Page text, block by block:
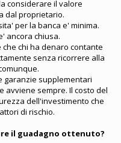
considerare il valore
dal proprietario.
per la banca e' minima.
ancora chiusa.
chi ha denaro contante
senza ricorrere alla
garanzie supplementari
avviene sempre. Il costo del
dell'investimento che
di rischio.
il guadagno ottenuto?